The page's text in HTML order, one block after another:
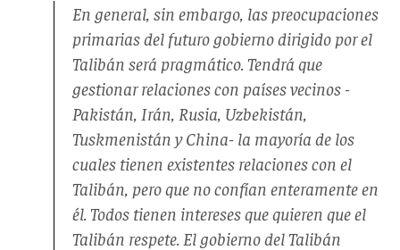
En general, sin embargo, las preocupaciones
primarias del futuro gobierno dirigido por el
Talibán será pragmático. Tendrá que
gestionar relaciones con países vecinos -
Pakistán, Irán, Rusia, Uzbekistán,
Tuskmenistán y China- la mayoría de los
cuales tienen existentes relaciones con el
Talibán, pero que no confían enteramente en
él. Todos tienen intereses que quieren que el
Talibán respete. El gobierno del Talibán